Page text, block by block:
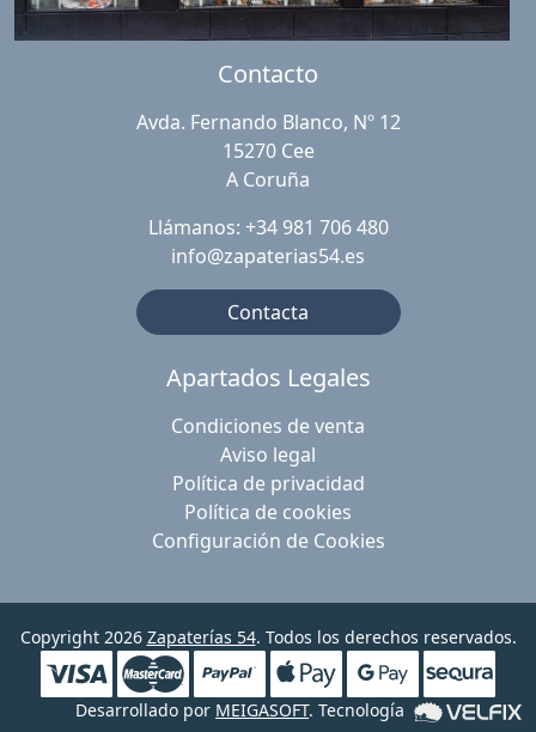
Contacto
Avda. Fernando Blanco, Nº 12
15270 Cee
A Coruña
Llámanos: +34 981 706 480
info@zapaterias54.es
Contacta
Apartados Legales
Condiciones de venta
Aviso legal
Política de privacidad
Política de cookies
Configuración de Cookies
Copyright 2026 Zapaterías 54. Todos los derechos reservados.
Desarrollado por MEIGASOFT. Tecnología